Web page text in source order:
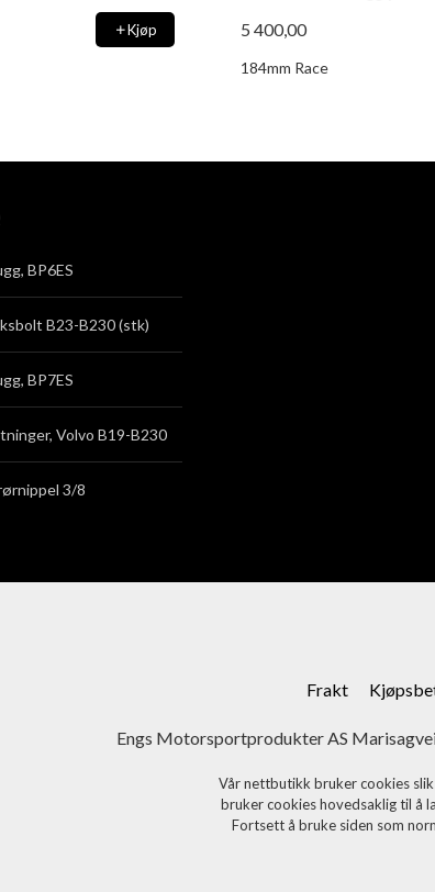
Kjøp 5 400,00
184mm Race
BP6ES
B23-B230 (stk)
BP7ES
Volvo B19-B230
3/8
Frakt
Engs Motorsportprodukter AS
Vår nettbutikk bruker cookies
bruker cookies hovedsaklig til å
Fortsett å bruke siden som